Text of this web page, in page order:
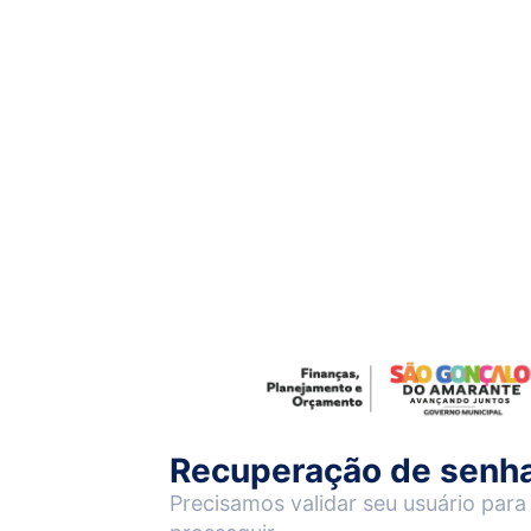
Recuperação de
Precisamos validar seu usuário para